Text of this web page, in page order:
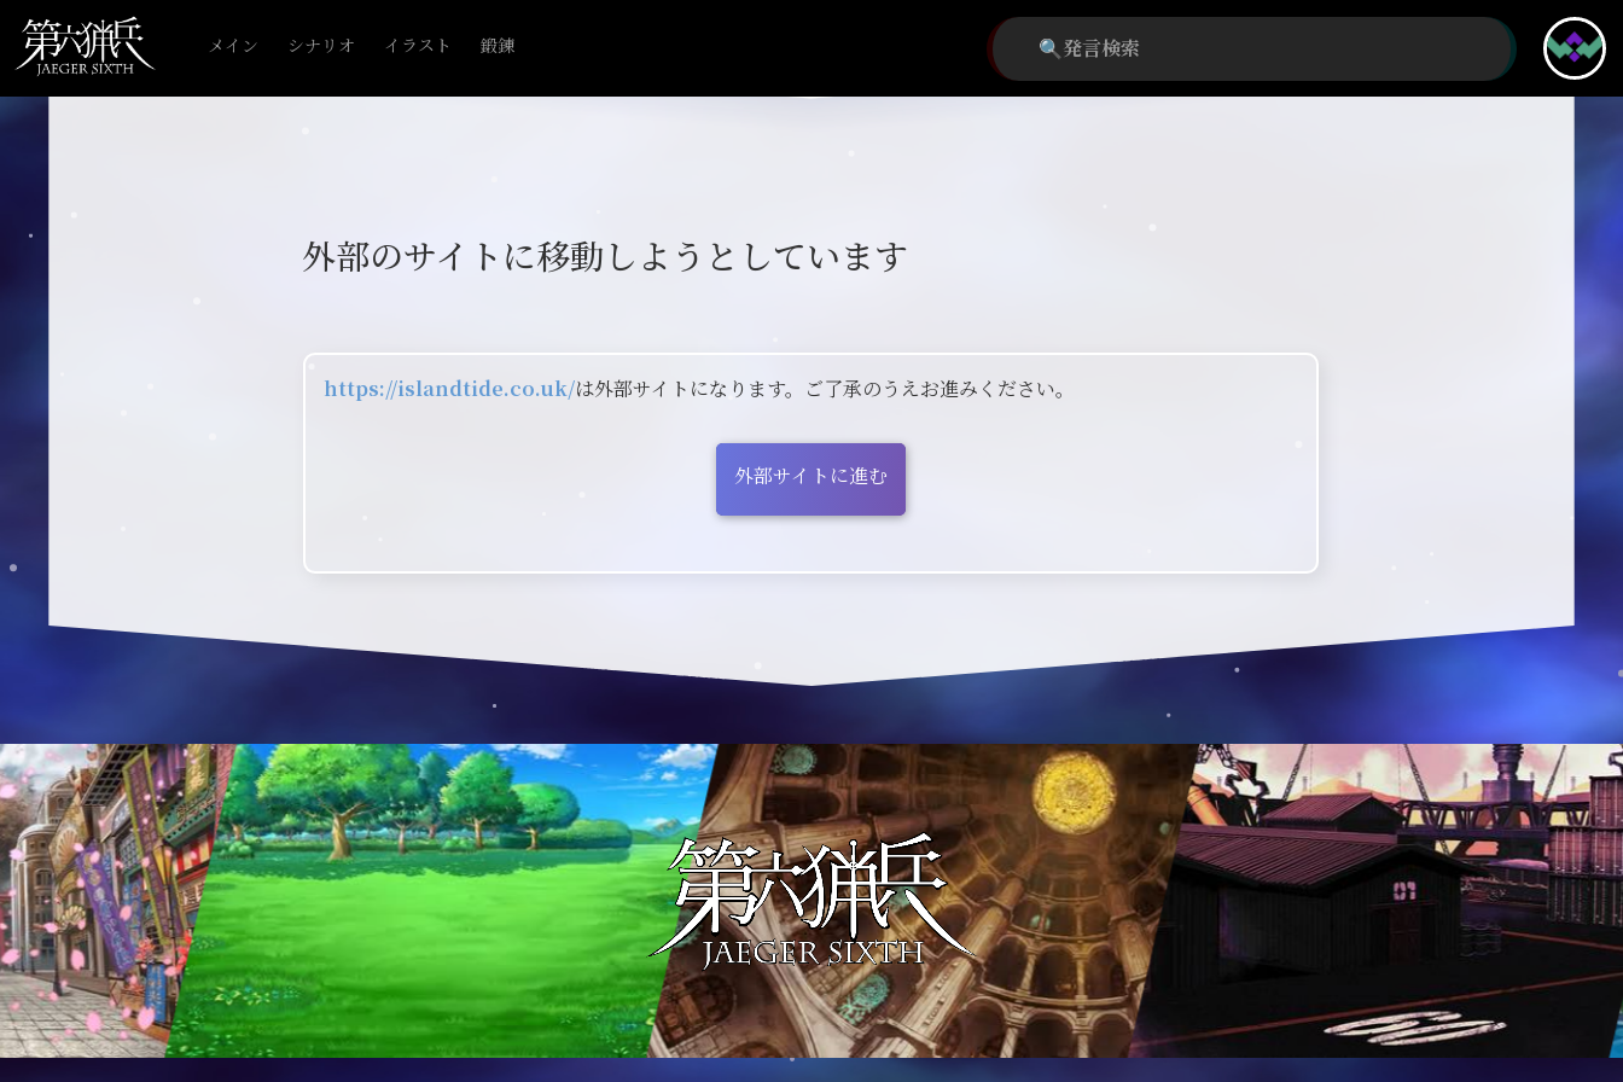
メイン シナリオ イラスト 鍛錬
外部のサイトに移動しようとしています
https://islandtide.co.uk/は外部サイトになります。ご了承のうえお進みください。
外部サイトに進む